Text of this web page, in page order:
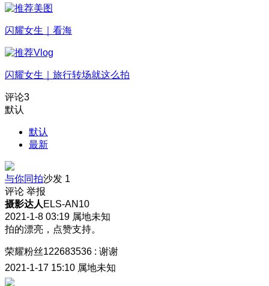
闪耀女生｜看海
闪耀女生｜旅行转场就这么拍
评论3
默认
默认
最新
与你同拍沙发 1
评论 举报
摄影达人 ELS-AN10
2021-1-8 03:19 属地未知
拍的漂亮，点赞支持。
荣耀粉丝122683536 : 谢谢
2021-1-17 15:10 属地未知